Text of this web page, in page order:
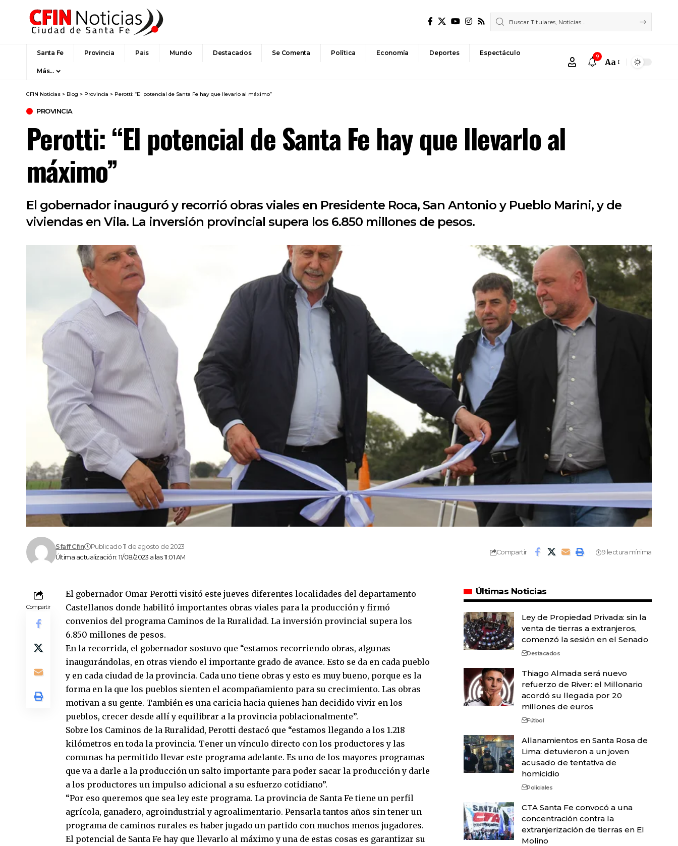
Santa Fe Provincia Pais Mundo Destacados Se Comenta Política Economía Deportes Espectáculo
Más…
9
Font
Aa
CFIN Noticias > Blog > Provincia > Perotti: “El potencial de Santa Fe hay que llevarlo al máximo”
PROVINCIA
Perotti: “El potencial de Santa Fe hay que llevarlo al
máximo”
El gobernador inauguró y recorrió obras viales en Presidente Roca, San Antonio y Pueblo Marini, y de
viviendas en Vila. La inversión provincial supera los 6.850 millones de pesos.
Última actualización: 11/08/2023 a las 11:01 AM
Sfaff Cfin Publicado 11 de agosto de 2023
Compartir 9 lectura mínima
Compartir
El gobernador Omar Perotti visitó este jueves diferentes localidades del departamento
Castellanos donde habilitó importantes obras viales para la producción y firmó
convenios del programa Caminos de la Ruralidad. La inversión provincial supera los
6.850 millones de pesos.
En la recorrida, el gobernador sostuvo que “estamos recorriendo obras, algunas
inaugurándolas, en otras viendo el importante grado de avance. Esto se da en cada pueblo
y en cada ciudad de la provincia. Cada uno tiene obras y esto es muy bueno, porque es la
forma en la que los pueblos sienten el acompañamiento para su crecimiento. Las obras
motivan a su gente. También es una caricia hacia quienes han decidido vivir en los
pueblos, crecer desde allí y equilibrar a la provincia poblacionalmente”.
Sobre los Caminos de la Ruralidad, Perotti destacó que “estamos llegando a los 1.218
kilómetros en toda la provincia. Tener un vínculo directo con los productores y las
comunas ha permitido llevar este programa adelante. Es uno de los mayores programas
que va a darle a la producción un salto importante para poder sacar la producción y darle
a los productores un impulso adicional a su esfuerzo cotidiano”.
“Por eso queremos que sea ley este programa. La provincia de Santa Fe tiene un perfil
agrícola, ganadero, agroindustrial y agroalimentario. Pensarla tantos años sin tener un
programa de caminos rurales es haber jugado un partido con muchos menos jugadores.
El potencial de Santa Fe hay que llevarlo al máximo y una de estas cosas es garantizar su
Últimas Noticias
Ley de Propiedad Privada: sin la
venta de tierras a extranjeros,
comenzó la sesión en el Senado
Destacados
Thiago Almada será nuevo
refuerzo de River: el Millonario
acordó su llegada por 20
millones de euros
Fútbol
Allanamientos en Santa Rosa de
Lima: detuvieron a un joven
acusado de tentativa de
homicidio
Policiales
CTA Santa Fe convocó a una
concentración contra la
extranjerización de tierras en El
Molino